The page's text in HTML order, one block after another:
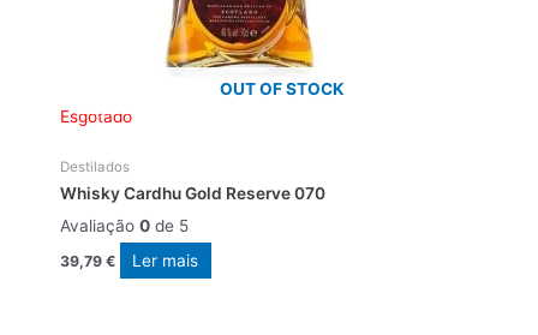
OUT OF STOCK
Esgotado
Destilados
Whisky Cardhu Gold Reserve 070
Avaliação 0 de 5
39,79 € Ler mais